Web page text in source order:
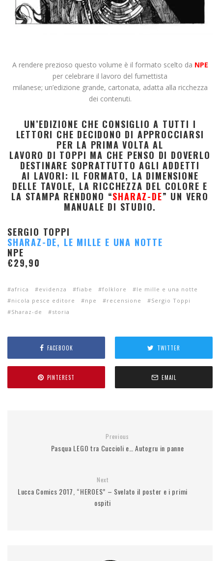
A rendere prezioso questo volume è il formato scelto da NPE
per celebrare il lavoro del fumettista
milanese; un’edizione grande, cartonata, adatta alla ricchezza
dei contenuti.
UN’EDIZIONE CHE CONSIGLIO A TUTTI I
LETTORI CHE DECIDONO DI APPROCCIARSI
PER LA PRIMA VOLTA AL
LAVORO DI TOPPI MA CHE PENSO DI DOVERLO
DESTINARE SOPRATTUTTO AGLI ADDETTI
AI LAVORI: IL FORMATO, LA DIMENSIONE
DELLE TAVOLE, LA RICCHEZZA DEL COLORE E
LA STAMPA RENDONO “SHARAZ-DE” UN VERO
MANUALE DI STUDIO.
SERGIO TOPPI
SHARAZ-DE, LE MILLE E UNA NOTTE
NPE
€29,90
africa evidenza fiabe folklore
le mille e una notte
nicola pesce editore
npe recensione
Sergio Toppi
Sharaz-de
storia
FACEBOOK TWITTER
PINTEREST EMAIL
Previous
Pasqua LEGO tra Cuccioli e… Autogru in panne
Next
Lucca Comics 2017, “HEROES” – Svelato il poster e i primi
ospiti